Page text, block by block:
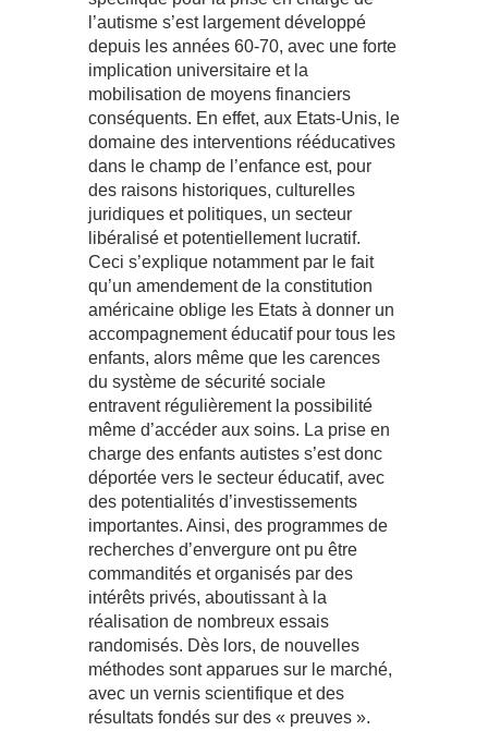
l’autisme s’est largement développé
depuis les années 60-70, avec une forte
implication universitaire et la
mobilisation de moyens financiers
conséquents. En effet, aux Etats-Unis, le
domaine des interventions rééducatives
dans le champ de l’enfance est, pour
des raisons historiques, culturelles
juridiques et politiques, un secteur
libéralisé et potentiellement lucratif.
Ceci s’explique notamment par le fait
qu’un amendement de la constitution
américaine oblige les Etats à donner un
accompagnement éducatif pour tous les
enfants, alors même que les carences
du système de sécurité sociale
entravent régulièrement la possibilité
même d’accéder aux soins. La prise en
charge des enfants autistes s’est donc
déportée vers le secteur éducatif, avec
des potentialités d’investissements
importantes. Ainsi, des programmes de
recherches d’envergure ont pu être
commandités et organisés par des
intérêts privés, aboutissant à la
réalisation de nombreux essais
randomisés. Dès lors, de nouvelles
méthodes sont apparues sur le marché,
avec un vernis scientifique et des
résultats fondés sur des « preuves ».